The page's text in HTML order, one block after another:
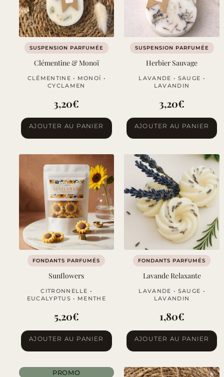
SUSPENSION PARFUMÉE
Clémentine & Monoï
CLÉMENTINE • MONOÏ •
CYCLAMEN
3,20€
AJOUTER AU PANIER
SUSPENSION PARFUMÉE
Herbier Sauvage
LAVANDE • SAUGE •
LAVANDIN
3,20€
AJOUTER AU PANIER
FONDANTS PARFUMÉS
Sunflowers
CITRONNELLE •
EUCALYPTUS • MENTHE
5,20€
AJOUTER AU PANIER
FONDANTS PARFUMÉS
Lavande Relaxante
LAVANDE • SAUGE •
LAVANDIN
1,80€
AJOUTER AU PANIER
PROMO